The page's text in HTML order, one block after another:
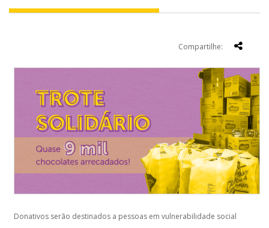
Compartilhe:
Donativos serão destinados a pessoas em vulnerabilidade social